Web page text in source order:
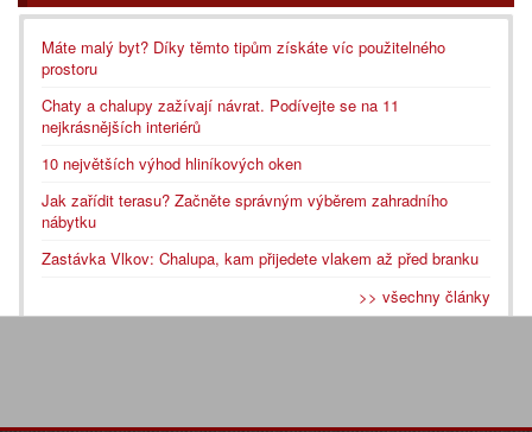
Máte malý byt? Díky těmto tipům získáte víc použitelného
prostoru
Chaty a chalupy zažívají návrat. Podívejte se na 11
nejkrásnějších interiérů
10 největších výhod hliníkových oken
Jak zařídit terasu? Začněte správným výběrem zahradního
nábytku
Zastávka Vlkov: Chalupa, kam přijedete vlakem až před branku
>> všechny články